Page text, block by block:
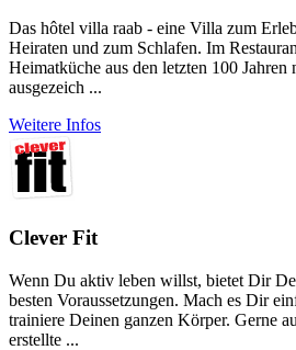
Das hôtel villa raab - eine Villa zum
Heiraten und zum Schlafen. Im
Heimatküche aus den letzten 100
ausgezeich ...
Weitere Infos
Clever Fit
Wenn Du aktiv leben willst, bietet Dir
besten Voraussetzungen. Mach es Dir
trainiere Deinen ganzen Körper. Gerne
erstellte ...